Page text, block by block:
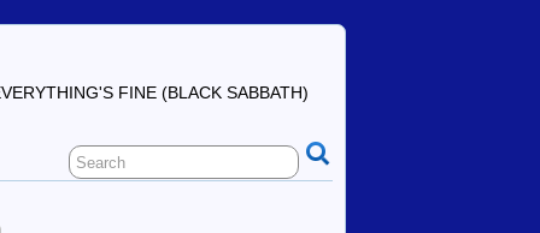
FINE (BLACK SABBATH)